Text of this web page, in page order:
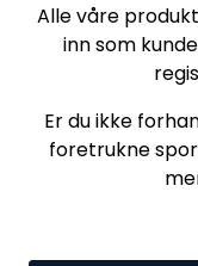
Alle våre
inn som
Er du ikke
foretrukne